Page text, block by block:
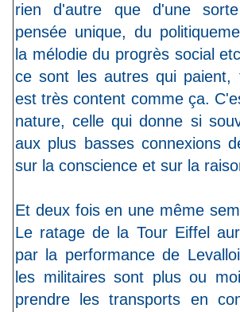
rien d'autre que d'une
pensée unique, du
la mélodie du progrès social
ce sont les autres qui paient,
est très content comme ça.
nature, celle qui donne si
aux plus basses connexions
sur la conscience et sur la
Et deux fois en une même
Le ratage de la Tour Eiffel
par la performance de
les militaires sont plus ou
prendre les transports en